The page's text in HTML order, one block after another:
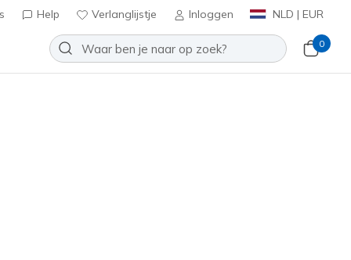
Help Verlanglijstje Inloggen NLD | EUR
0